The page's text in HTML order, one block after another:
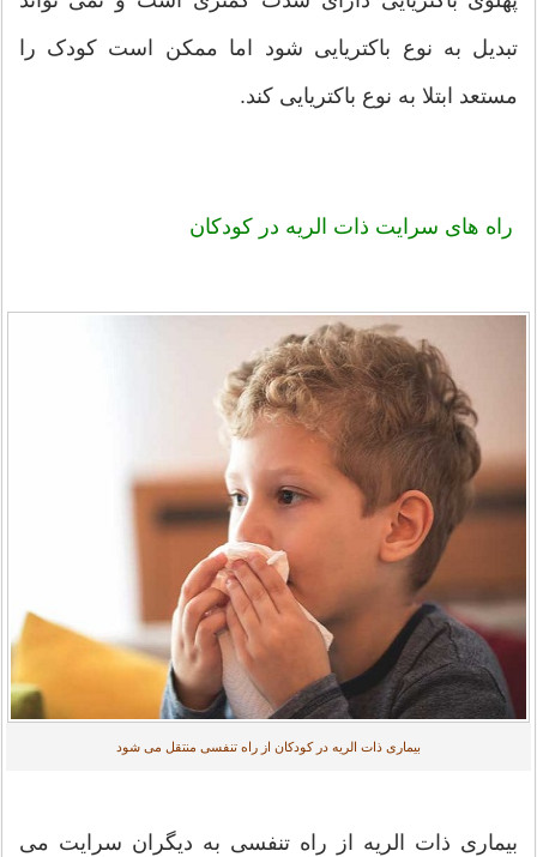
تبدیل به نوع باکتریایی شود اما ممکن است کودک را
مستعد ابتلا به نوع باکتریایی کند.
راه های سرایت ذات الریه در کودکان
بیماری ذات الریه در کودکان از راه تنفسی منتقل می شود
بیماری ذات الریه از راه تنفسی به دیگران سرایت می